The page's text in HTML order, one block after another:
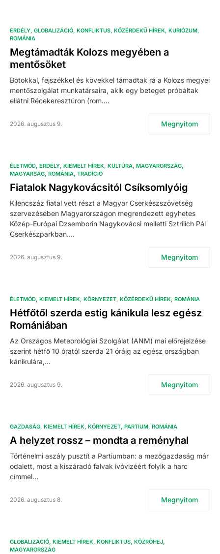
ERDÉLY GLOBALIZÁCIÓ KONFLIKTUS KÖZÉRDEKŰ HÍREK KURIÓZUM
ROMÁNIA
Megtámadták Kolozs megyében a
mentősöket
Botokkal, fejszékkel és kövekkel támadtak rá a Kolozs megyei
mentőszolgálat munkatársaira, akik egy beteget próbáltak
ellátni Récekeresztúron (rom.…
2026. augusztus 9. Megnyitom
ÉLETMÓD ERDÉLY KIEMELT HÍREK KULTÚRA MAGYARORSZÁG
MAGYARSÁG ROMÁNIA TRADÍCIÓ
Fiatalok Nagykovácsitól Csíksomlyóig
Kilencszáz fiatal vett részt a Magyar Cserkészszövetség
szervezésében Magyarországon megrendezett egyhetes
Közép-Európai Dzsemborin Nagykovácsi melletti Sztrilich Pál
Cserkészparkban.…
2026. augusztus 9. Megnyitom
ÉLETMÓD KIEMELT HÍREK KÖRNYEZET KÖZÉRDEKŰ HÍREK ROMÁNIA
Hétfőtől szerda estig kánikula lesz egész
Romániában
Az Országos Meteorológiai Szolgálat (ANM) mai előrejelzése
szerint hétfő 10 órától szerda 21 óráig az egész országban
kánikulára,…
2026. augusztus 9. Megnyitom
GAZDASÁG KIEMELT HÍREK KÖRNYEZET PARTIUM ROMÁNIA
A helyzet rossz – mondta a reményhal
Történelmi aszály pusztít a Partiumban: a mezőgazdaság már
odalett, most a kiszáradó falvak ivóvizéért folyik a harc
címmel…
2026. augusztus 8. Megnyitom
GLOBALIZÁCIÓ KIEMELT HÍREK KONFLIKTUS KÖZRÖHEJ
MAGYARORSZÁG